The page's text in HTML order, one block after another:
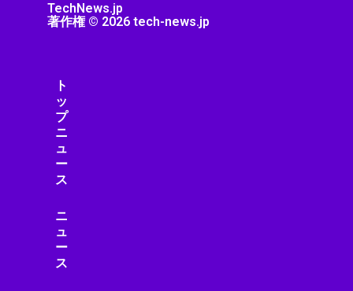
TechNews.jp
著作権 © 2026 tech-news.jp
ト
ッ
プ
ニ
ュ
ー
ス
ニ
ュ
ー
ス